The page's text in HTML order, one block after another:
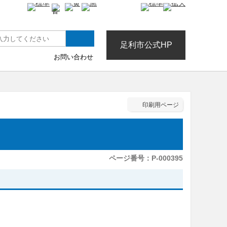
色合い 文字サイズ
足利市公式HP
お問い合わせ
印刷用ページ
ページ番号：P-000395